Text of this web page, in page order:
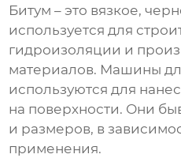
Битум – это вязкое,
используется для
гидроизоляции и
материалов. Машины
используются для
на поверхности. Они
и размеров, в
применения.